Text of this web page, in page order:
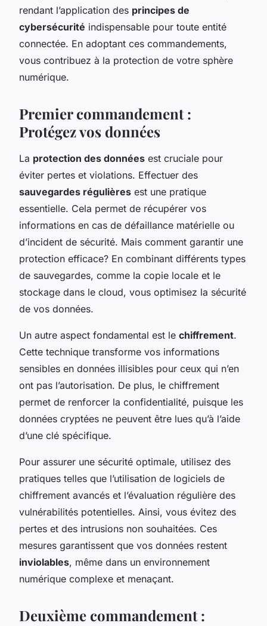
rendant l’application des principes de
cybersécurité indispensable pour toute entité
connectée. En adoptant ces commandements,
vous contribuez à la protection de votre sphère
numérique.
Premier commandement :
Protégez vos données
La protection des données est cruciale pour
éviter pertes et violations. Effectuer des
sauvegardes régulières est une pratique
essentielle. Cela permet de récupérer vos
informations en cas de défaillance matérielle ou
d’incident de sécurité. Mais comment garantir une
protection efficace? En combinant différents types
de sauvegardes, comme la copie locale et le
stockage dans le cloud, vous optimisez la sécurité
de vos données.
Un autre aspect fondamental est le chiffrement.
Cette technique transforme vos informations
sensibles en données illisibles pour ceux qui n’en
ont pas l’autorisation. De plus, le chiffrement
permet de renforcer la confidentialité, puisque les
données cryptées ne peuvent être lues qu’à l’aide
d’une clé spécifique.
Pour assurer une sécurité optimale, utilisez des
pratiques telles que l’utilisation de logiciels de
chiffrement avancés et l’évaluation régulière des
vulnérabilités potentielles. Ainsi, vous évitez des
pertes et des intrusions non souhaitées. Ces
mesures garantissent que vos données restent
inviolables, même dans un environnement
numérique complexe et menaçant.
Deuxième commandement :